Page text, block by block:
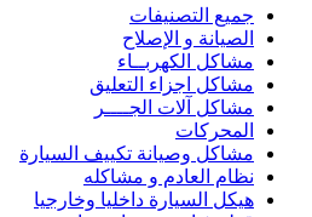
جميع التصنيفات
الصيانة و الإصلاح
مشاكل الكهربــاء
مشاكل اجزاء التعليق
مشاكل آلات الجــــر
المحركات
مشاكل وصيانة تكييف السيارة
نظام العادم و مشاكله
هيكل السيارة داخليا وخارجيا